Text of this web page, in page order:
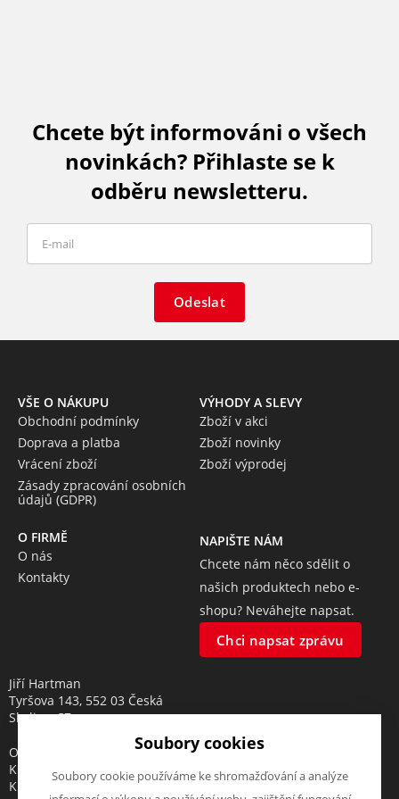
Chcete být informováni o všech
novinkách? Přihlaste se k
odběru newsletteru.
Odeslat
VŠE O NÁKUPU
Obchodní podmínky
Doprava a platba
Vrácení zboží
Zásady zpracování osobních
údajů (GDPR)
VÝHODY A SLEVY
Zboží v akci
Zboží novinky
Zboží výprodej
O FIRMĚ
O nás
Kontakty
NAPIŠTE NÁM
Chcete nám něco sdělit o
našich produktech nebo e-
shopu? Neváhejte napsat.
Chci napsat zprávu
Jiří Hartman
Tyršova 143, 552 03 Česká
Skalice, CZ
Obchodní rejstřík vedený u
Krajského soudu v Hradci
Králové, oddíl A, vložka 18553
Soubory cookies
Soubory cookie používáme ke shromažďování a analýze